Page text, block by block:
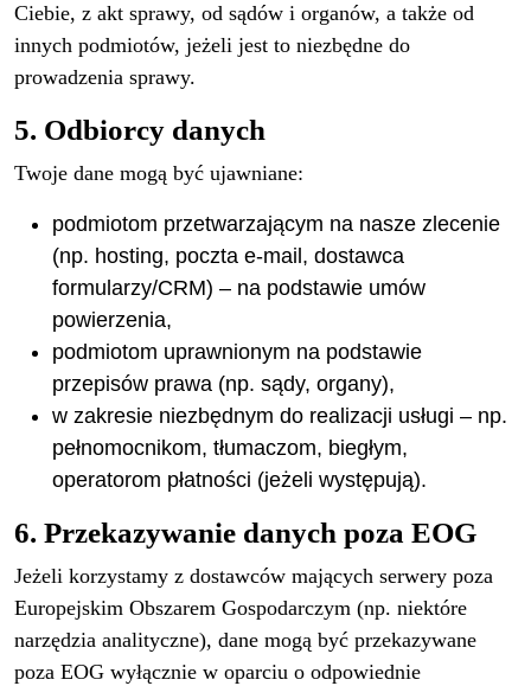
Ciebie, z akt sprawy, od sądów i organów, a także od
innych podmiotów, jeżeli jest to niezbędne do
prowadzenia sprawy.
5. Odbiorcy danych
Twoje dane mogą być ujawniane:
podmiotom przetwarzającym na nasze zlecenie
(np. hosting, poczta e-mail, dostawca
formularzy/CRM) – na podstawie umów
powierzenia,
podmiotom uprawnionym na podstawie
przepisów prawa (np. sądy, organy),
w zakresie niezbędnym do realizacji usługi – np.
pełnomocnikom, tłumaczom, biegłym,
operatorom płatności (jeżeli występują).
6. Przekazywanie danych poza EOG
Jeżeli korzystamy z dostawców mających serwery poza
Europejskim Obszarem Gospodarczym (np. niektóre
narzędzia analityczne), dane mogą być przekazywane
poza EOG wyłącznie w oparciu o odpowiednie